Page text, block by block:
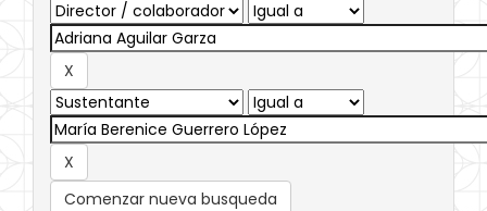
Comenzar nueva busqueda